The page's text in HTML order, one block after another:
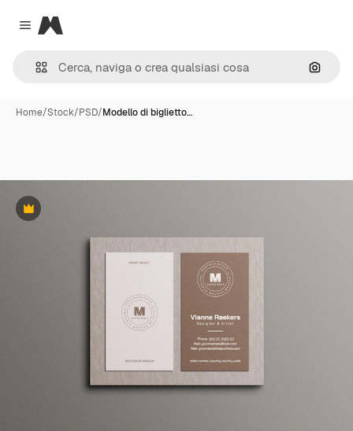
Close menu
Magnific
Cerca
Home/Stock/PSD/Modello di biglietto…
Premium